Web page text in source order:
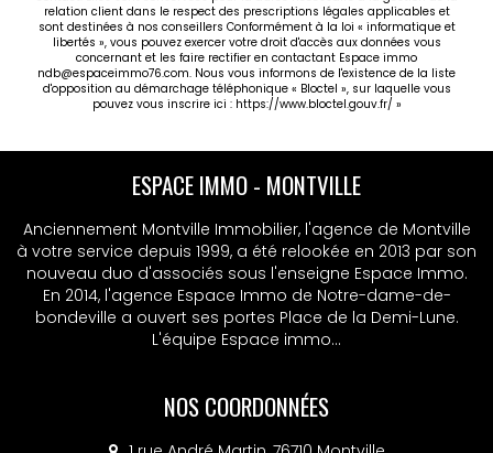
exonération de la taxe foncière pendant 15 ans, frais
de notaires réduits et bien plus encore. Prenez
contact avec votre agence pour en savoir plus sur
cette belle résidence et sur le PSLA ! D'autres
appartements sont disponibles du T2 au T4. Les
informations sur les risques auxquels ce bien est
www.georisques.gouv.fr.
relation client dans le respect des prescriptions légales applicables et
sont destinées à nos conseillers Conformément à la loi « informatique et
libertés », vous pouvez exercer votre droit d'accès aux données vous
concernant et les faire rectifier en contactant Espace immo
ndb@espaceimmo76.com. Nous vous informons de l'existence de la liste
d'opposition au démarchage téléphonique « Bloctel », sur laquelle vous
pouvez vous inscrire ici : https://www.bloctel.gouv.fr/ »
ESPACE IMMO - MONTVILLE
Anciennement Montville Immobilier, l'agence de Montville
à votre service depuis 1999, a été relookée en 2013 par son
nouveau duo d'associés sous l'enseigne Espace Immo.
En 2014, l'agence Espace Immo de Notre-dame-de-
bondeville a ouvert ses portes Place de la Demi-Lune.
L'équipe Espace immo...
NOS COORDONNÉES